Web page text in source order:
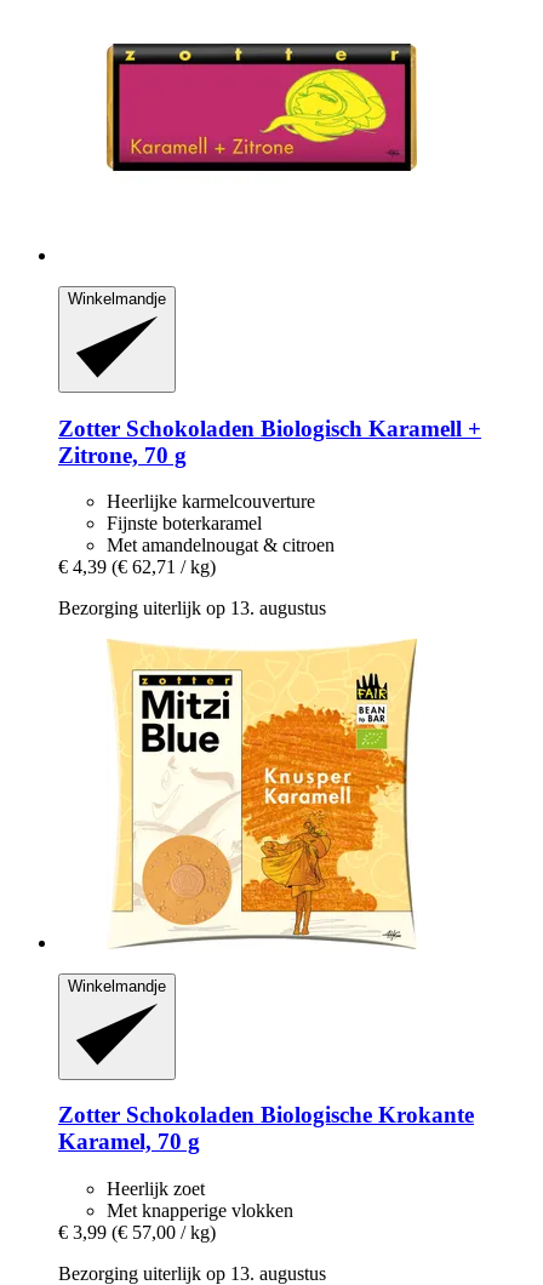
Winkelmandje
Zotter Schokoladen Biologisch Karamell +
Zitrone, 70 g
Heerlijke karmelcouverture
Fijnste boterkaramel
Met amandelnougat & citroen
€ 4,39 (€ 62,71 / kg)
Bezorging uiterlijk op 13. augustus
Winkelmandje
Zotter Schokoladen Biologische Krokante
Karamel, 70 g
Heerlijk zoet
Met knapperige vlokken
€ 3,99 (€ 57,00 / kg)
Bezorging uiterlijk op 13. augustus